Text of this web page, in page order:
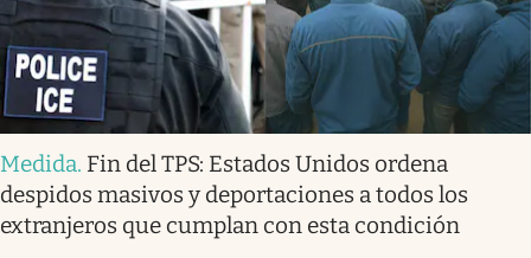
Medida. Fin del TPS: Estados Unidos ordena
despidos masivos y deportaciones a todos los
extranjeros que cumplan con esta condición